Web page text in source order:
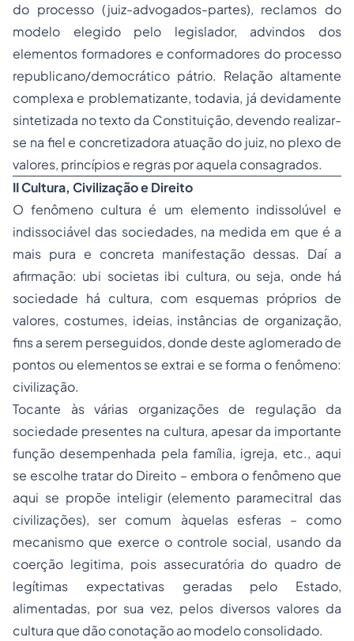
do processo (juiz-advogados-partes), reclamos do
modelo elegido pelo legislador, advindos dos
elementos formadores e conformadores do processo
republicano/democrático pátrio. Relação altamente
complexa e problematizante, todavia, já devidamente
sintetizada no texto da Constituição, devendo realizar-
se na fiel e concretizadora atuação do juiz, no plexo de
valores, princípios e regras por aquela consagrados.
II Cultura, Civilização e Direito
O fenômeno cultura é um elemento indissolúvel e
indissociável das sociedades, na medida em que é a
mais pura e concreta manifestação dessas. Daí a
afirmação: ubi societas ibi cultura, ou seja, onde há
sociedade há cultura, com esquemas próprios de
valores, costumes, ideias, instâncias de organização,
fins a serem perseguidos, donde deste aglomerado de
pontos ou elementos se extrai e se forma o fenômeno:
civilização.
Tocante às várias organizações de regulação da
sociedade presentes na cultura, apesar da importante
função desempenhada pela família, igreja, etc., aqui
se escolhe tratar do Direito – embora o fenômeno que
aqui se propõe inteligir (elemento paramecitral das
civilizações), ser comum àquelas esferas – como
mecanismo que exerce o controle social, usando da
coerção legitima, pois assecuratória do quadro de
legítimas expectativas geradas pelo Estado,
alimentadas, por sua vez, pelos diversos valores da
cultura que dão conotação ao modelo consolidado.